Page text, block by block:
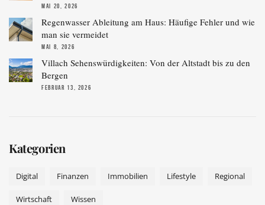
MAI 20, 2026
Regenwasser Ableitung am Haus: Häufige Fehler und wie
man sie vermeidet
MAI 8, 2026
Villach Sehenswürdigkeiten: Von der Altstadt bis zu den
Bergen
FEBRUAR 13, 2026
Kategorien
Digital Finanzen Immobilien Lifestyle Regional
Wirtschaft Wissen